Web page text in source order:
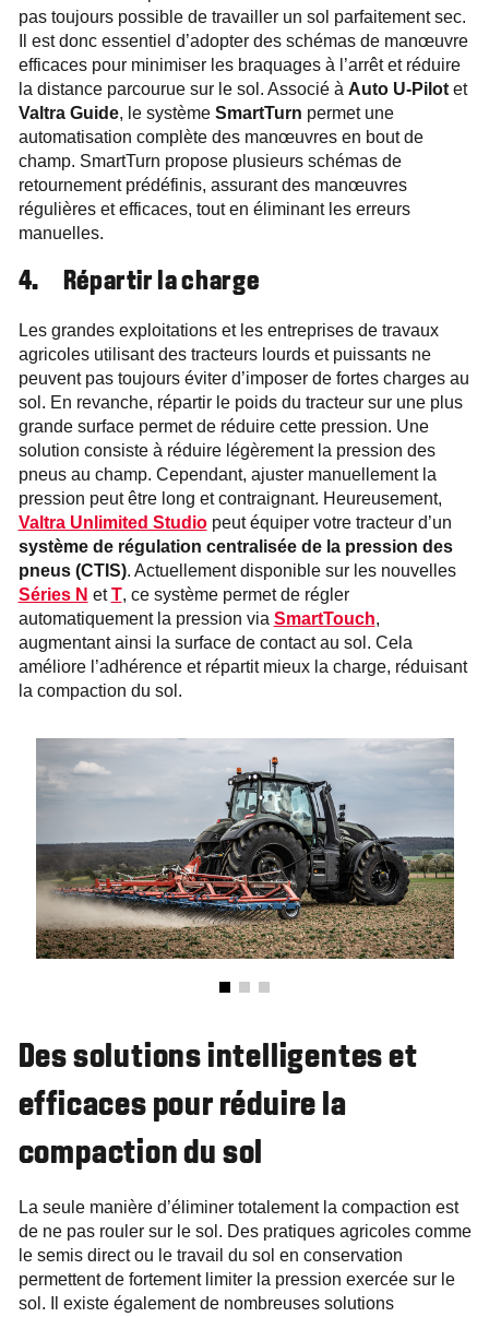
pas toujours possible de travailler un sol parfaitement sec.
Il est donc essentiel d’adopter des schémas de manœuvre
efficaces pour minimiser les braquages à l’arrêt et réduire
la distance parcourue sur le sol. Associé à Auto U-Pilotet
Valtra Guide, le système SmartTurn permet une
automatisation complète des manœuvres en bout de
champ. SmartTurn propose plusieurs schémas de
retournement prédéfinis, assurant des manœuvres
régulières et efficaces, tout en éliminant les erreurs
manuelles.
4. Répartir la charge
Les grandes exploitations et les entreprises de travaux
agricoles utilisant des tracteurs lourds et puissants ne
peuvent pas toujours éviter d’imposer de fortes charges au
sol. En revanche, répartir le poids du tracteur sur une plus
grande surface permet de réduire cette pression. Une
solution consiste à réduire légèrement la pression des
pneus au champ. Cependant, ajuster manuellement la
pression peut être long et contraignant. Heureusement,
Valtra Unlimited Studiopeut équiper votre tracteur d’un
système de régulation centralisée de la pression des
pneus (CTIS). Actuellement disponible sur les nouvelles
Séries N et T, ce système permet de régler
automatiquement la pression via SmartTouch,
augmentant ainsi la surface de contact au sol. Cela
améliore l’adhérence et répartit mieux la charge, réduisant
la compaction du sol.
Des solutions intelligentes et
efficaces pour réduire la
compaction du sol
La seule manière d’éliminer totalement la compaction est
de ne pas rouler sur le sol. Des pratiques agricoles comme
le semis direct ou le travail du sol en conservation
permettent de fortement limiter la pression exercée sur le
sol. Il existe également de nombreuses solutions